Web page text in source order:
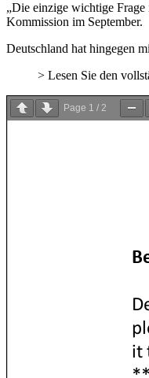
„Die einzige wichtige Frage
Kommission im September.
Deutschland hat hingegen
> Lesen Sie den
Page 1 / 2